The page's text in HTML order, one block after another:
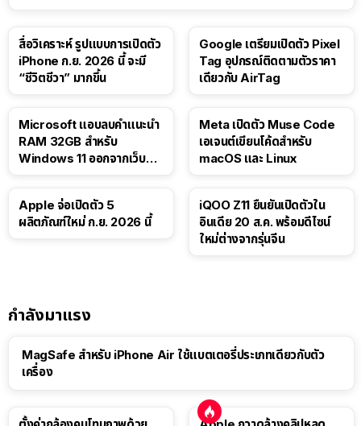
สื่อวิเคราะห์ รูปแบบการเปิดตัว
iPhone ก.ย. 2026 นี้ จะมี
“ชีวิตชีวา” มากขึ้น
Google เตรียมเปิดตัว Pixel
Tag อุปกรณ์ติดตามตัวราคา
เดียวกับ AirTag
Microsoft แอบลบคำแนะนำ
RAM 32GB สำหรับ
Windows 11 ออกจากเว็บตัว
Meta เปิดตัว Muse Code
เอเจนต์เขียนโค้ดสำหรับ
macOS และ Linux
Apple จ่อเปิดตัว 5
ผลิตภัณฑ์ใหม่ ก.ย. 2026 นี้
iQOO Z11 ยืนยันเปิดตัวใน
อินเดีย 20 ส.ค. พร้อมดีไซน์
ใหม่ต่างจากรุ่นจีน
กำลังมาแรง
MagSafe สำหรับ iPhone Air ใช้แบตเตอรี่ประเภทเดียวกับตัว
เครื่อง